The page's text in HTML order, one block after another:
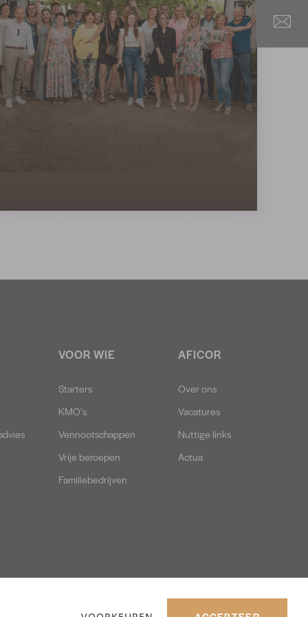
VOOR WIE
Starters
KMO’s
Vennootschappen
Vrije beroepen
Familiebedrijven
AFICOR
Over ons
Vacatures
Nuttige links
Actua